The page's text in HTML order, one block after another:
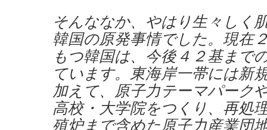
そんななか、やはり生々しく
韓国の原発事情でした。現在
もつ韓国は、今後４２基まで
ています。東海岸一帯には新
加えて、原子力テーマパーク
高校・大学院をつくり、再処
殖炉まで含めた原子力産業団